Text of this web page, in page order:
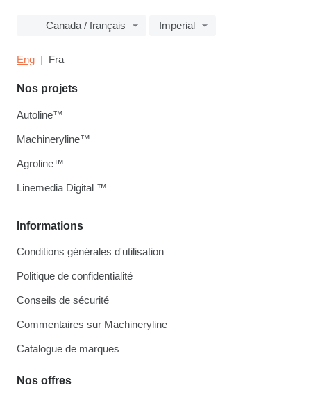
Canada / français Imperial
Eng Fra
Informations
Conditions générales d'utilisation
Politique de confidentialité
Conseils de sécurité
Commentaires sur Machineryline
Catalogue de marques
Nos offres
Nos projets
Autoline™
Machineryline™
Agroline™
Linemedia Digital ™